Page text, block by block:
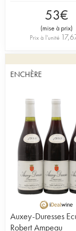
53€
(mise à prix)
Prix à l'unité
ENCHÈRE
Auxey-Duresses
Robert Ampeau